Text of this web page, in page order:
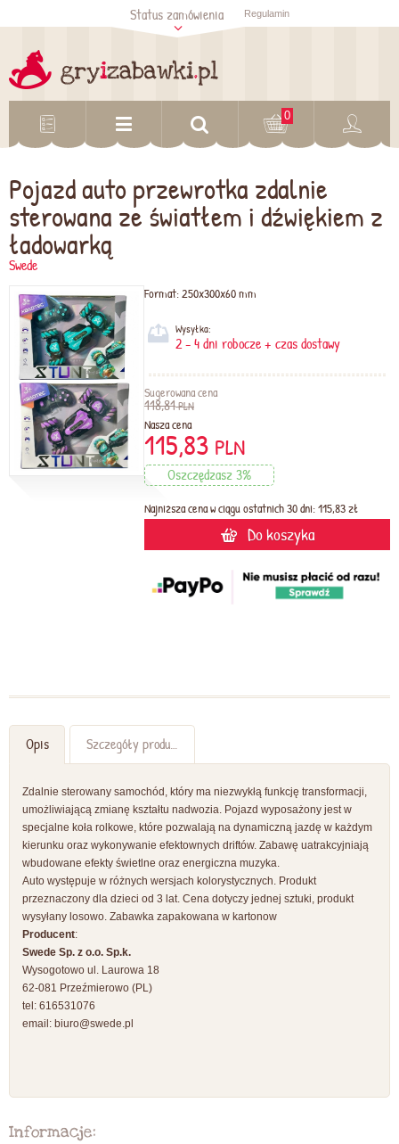
Sprawdź status
zamówienia
Status zamówienia Regulamin
0
Pojazd auto przewrotka zdalnie
sterowana ze światłem i dźwiękiem z
ładowarką
Swede
Format:250x300x60 mm
Wysyłka:
2 - 4 dni robocze + czas dostawy
Sugerowana cena
118,81PLN
Nasza cena
115,83 PLN
Oszczędzasz 3%
Najniższa cena w ciągu ostatnich 30 dni: 115,83 zł
Do koszyka
Opis Szczegóły produktu
Zdalnie sterowany samochód, który ma niezwykłą funkcję transformacji,
umożliwiającą zmianę kształtu nadwozia. Pojazd wyposażony jest w
specjalne koła rolkowe, które pozwalają na dynamiczną jazdę w każdym
kierunku oraz wykonywanie efektownych driftów. Zabawę uatrakcyjniają
wbudowane efekty świetlne oraz energiczna muzyka.
Auto występuje w różnych wersjach kolorystycznych. Produkt
przeznaczony dla dzieci od 3 lat. Cena dotyczy jednej sztuki, produkt
wysyłany losowo. Zabawka zapakowana w kartonow
Producent:
Swede Sp. z o.o. Sp.k.
Wysogotowo ul. Laurowa 18
62-081 Przeźmierowo (PL)
tel: 616531076
email: biuro@swede.pl
Informacje: